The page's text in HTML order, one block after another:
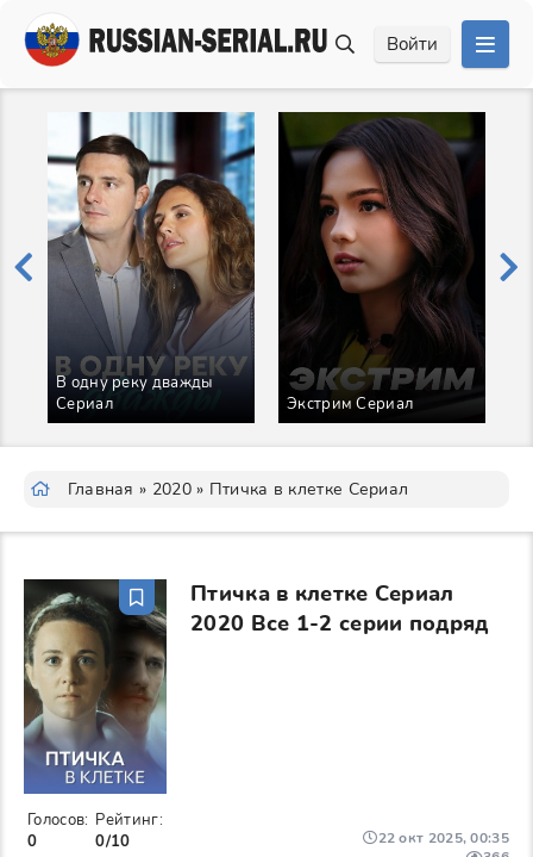
Войти
Ивановы 6 Сезон
Сибиряк Фильм
Главная » 2020» Птичка в клетке Сериал
Птичка в клетке Сериал
2020 Все 1-2 серии подряд
22 окт 2025, 00:35
Голосов:
0
Рейтинг:
0/10